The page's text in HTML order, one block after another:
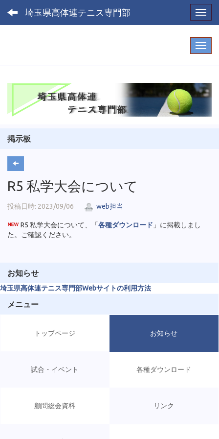
埼玉県高体連テニス専門部
掲示板
R5 私学大会について
投稿日時: 2023/09/06 web担当
R5 私学大会について、「各種ダウンロード 」に掲載しまし
た。ご確認ください。
お知らせ
埼玉県高体連テニス専門部Webサイトの利用方法
メニュー
トップページ お知らせ
試合・イベント 各種ダウンロード
顧問総会資料 リンク